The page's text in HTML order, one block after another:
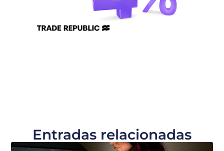
Entradas relacionadas